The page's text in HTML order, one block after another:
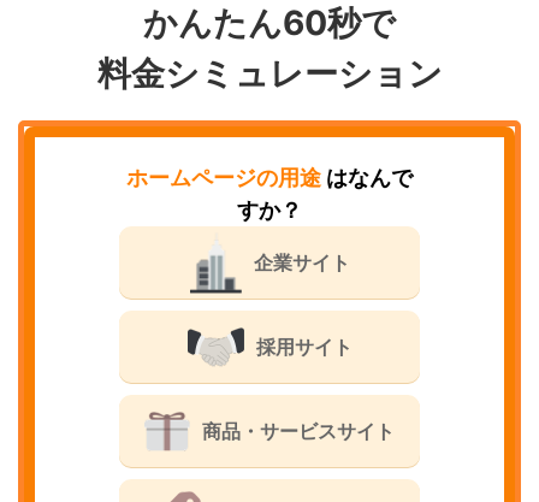
かんたん60秒で
料金シミュレーション
ホームページの用途 はなんで
すか？
企業サイト
採用サイト
商品・サービスサイト